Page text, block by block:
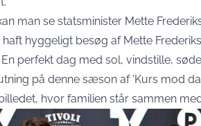
man se statsminister Mette
haft hyggeligt besøg af Mette
En perfekt dag med sol, vindstille,
på denne sæson af ‘Kurs mod
hvor familien står sammen